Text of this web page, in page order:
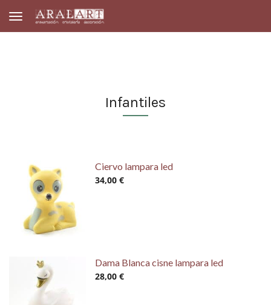
Toggle navigation
Infantiles
Ciervo lampara led
34,00 €
Dama Blanca cisne lampara led
28,00 €